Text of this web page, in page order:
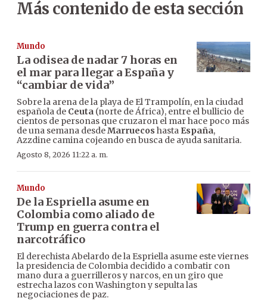
Más contenido de esta sección
Mundo
La odisea de nadar 7 horas en
el mar para llegar a España y
“cambiar de vida”
Sobre la arena de la playa de El Trampolín, en la ciudad
española de Ceuta (norte de África), entre el bullicio de
cientos de personas que cruzaron el mar hace poco más
de una semana desdeMarruecos hasta España,
Azzdine camina cojeando en busca de ayuda sanitaria.
Agosto 8, 2026 11:22 a. m.
Mundo
De la Espriella asume en
Colombia como aliado de
Trump en guerra contra el
narcotráfico
El derechista Abelardo de la Espriella asume este viernes
la presidencia de Colombia decidido a combatir con
mano dura a guerrilleros y narcos, en un giro que
estrecha lazos con Washington y sepulta las
negociaciones de paz.